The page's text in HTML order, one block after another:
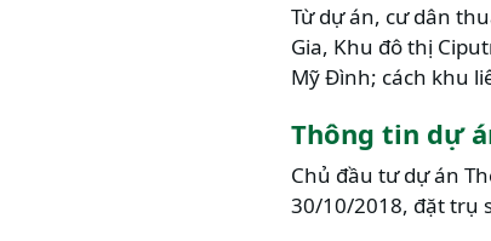
Từ dự án, cư dân
Gia, Khu đô thị
Mỹ Đình; cách khu
Thông tin dự
Chủ đầu tư dự án
30/10/2018, đặt trụ